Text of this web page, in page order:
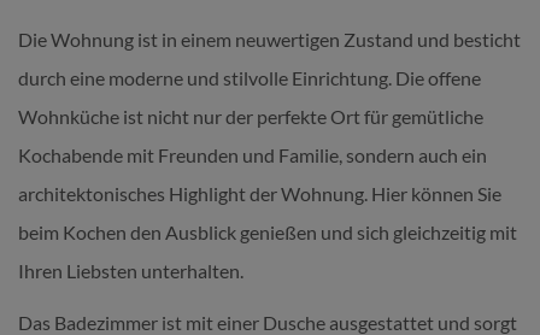
Die Wohnung ist in einem neuwertigen Zustand und besticht
durch eine moderne und stilvolle Einrichtung. Die offene
Wohnküche ist nicht nur der perfekte Ort für gemütliche
Kochabende mit Freunden und Familie, sondern auch ein
architektonisches Highlight der Wohnung. Hier können Sie
beim Kochen den Ausblick genießen und sich gleichzeitig mit
Ihren Liebsten unterhalten.
Das Badezimmer ist mit einer Dusche ausgestattet und sorgt